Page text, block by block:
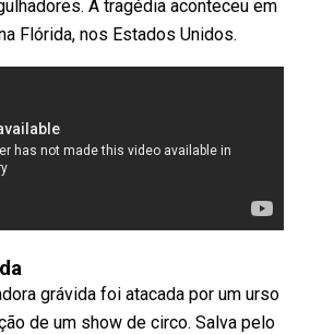
A tragédia aconteceu em
Flórida, nos Estados Unidos.
grávida foi atacada por um urso
de um show de circo. Salva pelo